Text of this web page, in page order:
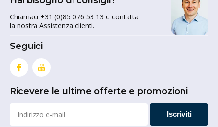
Chiamaci +31 (0)85 076 53 13 o contatta
la nostra Assistenza clienti.
Seguici
Ricevere le ultime offerte e promozioni
Iscriviti